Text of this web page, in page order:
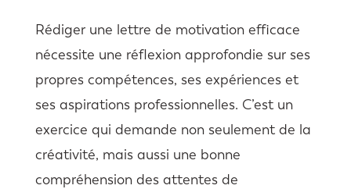
Rédiger une lettre de motivation efficace
nécessite une réflexion approfondie sur ses
propres compétences, ses expériences et
ses aspirations professionnelles. C’est un
exercice qui demande non seulement de la
créativité, mais aussi une bonne
compréhension des attentes de